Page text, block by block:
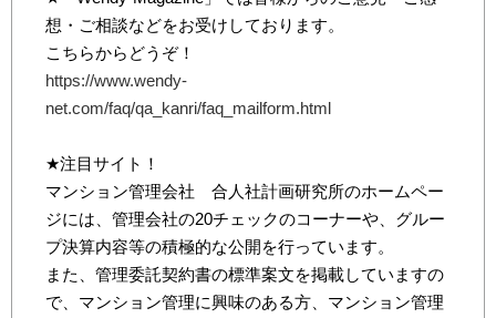
想・ご相談などをお受けしております。
こちらからどうぞ！
https://www.wendy-
net.com/faq/qa_kanri/faq_mailform.html
★注目サイト！
マンション管理会社 合人社計画研究所のホームペー
ジには、管理会社の20チェックのコーナーや、グルー
プ決算内容等の積極的な公開を行っています。
また、管理委託契約書の標準案文を掲載していますの
で、マンション管理に興味のある方、マンション管理